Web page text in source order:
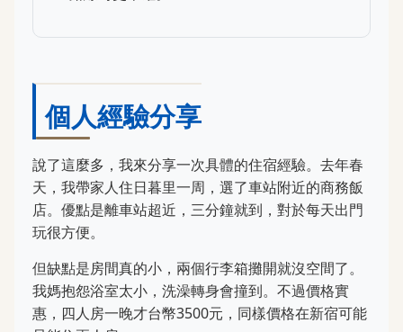
個人經驗分享
說了這麼多，我來分享一次具體的住宿經驗。去年春
天，我帶家人住日暮里一周，選了車站附近的商務飯
店。優點是離車站超近，三分鐘就到，對於每天出門
玩很方便。
但缺點是房間真的小，兩個行李箱攤開就沒空間了。
我媽抱怨浴室太小，洗澡轉身會撞到。不過價格實
惠，四人房一晚才台幣3500元，同樣價格在新宿可能